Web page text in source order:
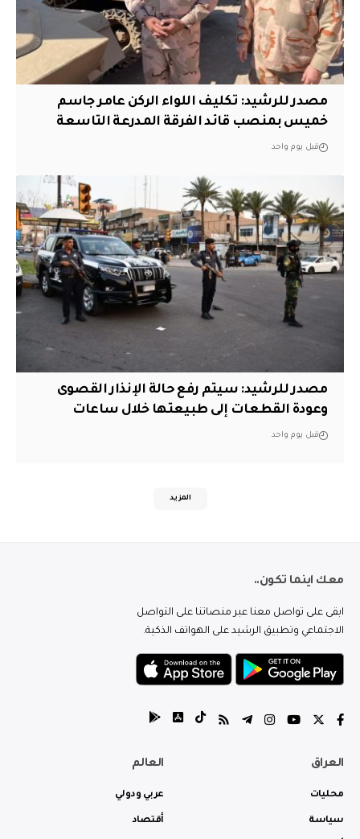
مصدر للرشيد: تكليف اللواء الركن عامر جاسم
خميس بمنصب قائد الفرقة المدرعة التاسعة
قبل يوم واحد
مصدر للرشيد: سيتم رفع حالة الإنذار القصوى
وعودة القطعات إلى طبيعتها خلال ساعات
قبل يوم واحد
المزيد
معك اينما تكون..
ابقى على تواصل معنا عبر منصاتنا على التواصل
الاجتماعي وتطبيق الرشيد على الهواتف الذكية.
العراق
محليات
سياسة
العالم
عربي ودولي
أقتصاد